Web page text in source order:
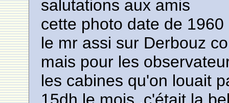
salutations aux amis
cette photo date de 1960
le mr assi sur Derbouz
mais pour les
les cabines qu'on louait